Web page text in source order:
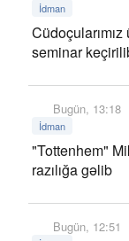
İdman
seminar
Bugün, 13:18
İdman
"Tottenhem"
razılığa gəlib
Bugün, 12:51